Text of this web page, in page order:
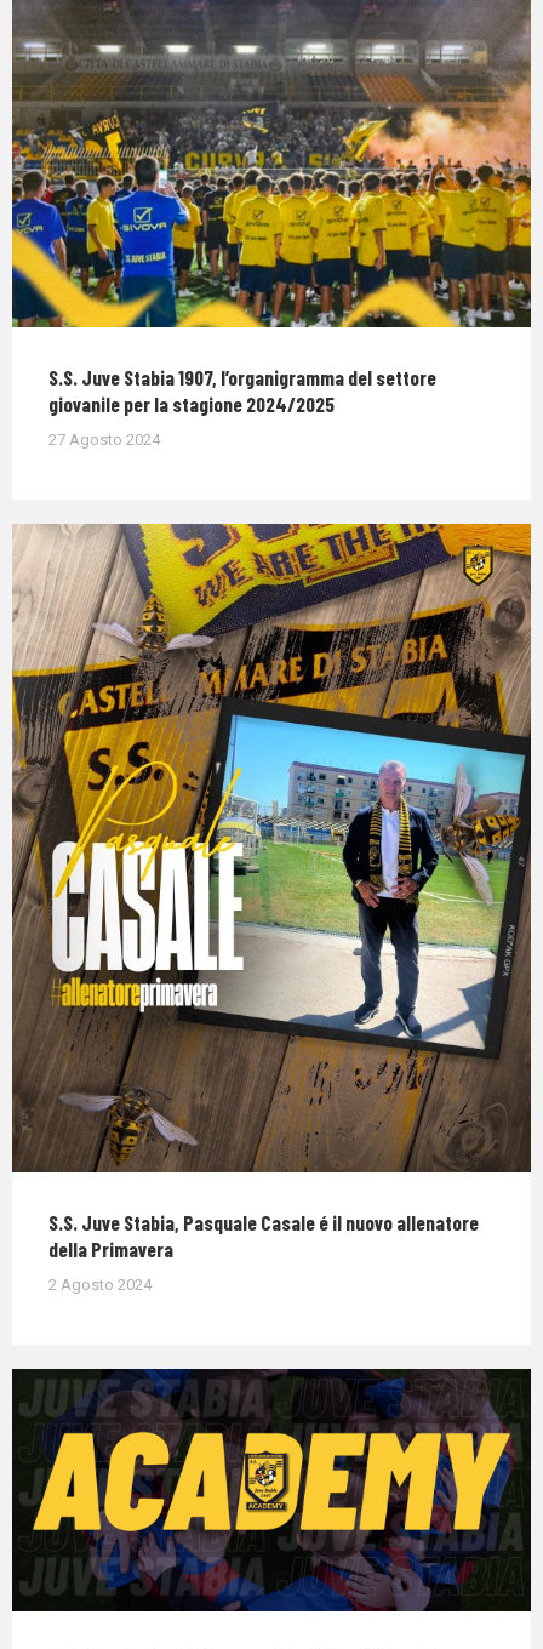
S.S. Juve Stabia 1907, l’organigramma del settore
giovanile per la stagione 2024/2025
27 Agosto 2024
S.S. Juve Stabia, Pasquale Casale é il nuovo allenatore
della Primavera
2 Agosto 2024